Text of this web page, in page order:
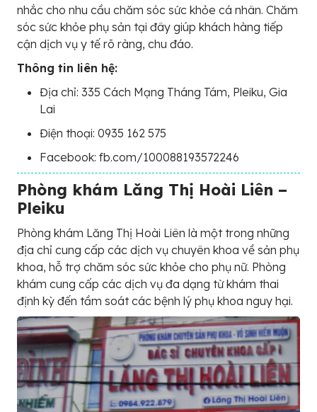
nhắc cho nhu cầu chăm sóc sức khỏe cá nhân. Chăm
sóc sức khỏe phụ sản tại đây giúp khách hàng tiếp
cận dịch vụ y tế rõ ràng, chu đáo.
Thông tin liên hệ:
Địa chỉ: 335 Cách Mạng Tháng Tám, Pleiku, Gia
Lai
Điện thoại: 0935 162 575
Facebook: fb.com/100088193572246
Phòng khám Lăng Thị Hoài Liên –
Pleiku
Phòng khám Lăng Thị Hoài Liên là một trong những
địa chỉ cung cấp các dịch vụ chuyên khoa về sản phụ
khoa, hỗ trợ chăm sóc sức khỏe cho phụ nữ. Phòng
khám cung cấp các dịch vụ đa dạng từ khám thai
định kỳ đến tầm soát các bệnh lý phụ khoa nguy hại.